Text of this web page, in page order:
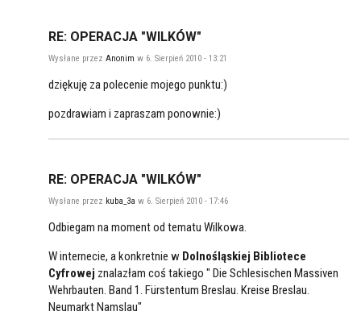
RE: OPERACJA "WILKÓW"
Wysłane przez Anonim w 6. Sierpień 2010 - 13:21
dziękuję za polecenie mojego punktu:)
pozdrawiam i zapraszam ponownie:)
RE: OPERACJA "WILKÓW"
Wysłane przez kuba_3a w 6. Sierpień 2010 - 17:46
Odbiegam na moment od tematu Wilkowa.
W internecie, a konkretnie w Dolnośląskiej Bibliotece
Cyfrowej znalazłam coś takiego " Die Schlesischen Massiven
Wehrbauten. Band 1. Fürstentum Breslau. Kreise Breslau.
Neumarkt Namslau"